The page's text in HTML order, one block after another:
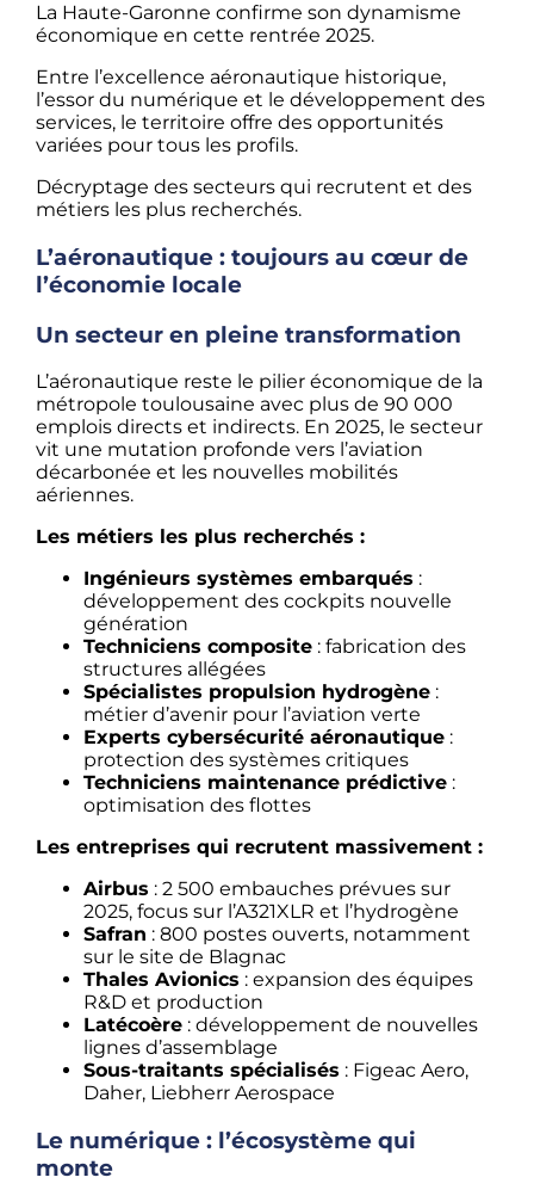
La Haute-Garonne confirme son dynamisme
économique en cette rentrée 2025.
Entre l’excellence aéronautique historique,
l’essor du numérique et le développement des
services, le territoire offre des opportunités
variées pour tous les profils.
Décryptage des secteurs qui recrutent et des
métiers les plus recherchés.
L’aéronautique : toujours au cœur de
l’économie locale
Un secteur en pleine transformation
L’aéronautique reste le pilier économique de la
métropole toulousaine avec plus de 90 000
emplois directs et indirects. En 2025, le secteur
vit une mutation profonde vers l’aviation
décarbonée et les nouvelles mobilités
aériennes.
Les métiers les plus recherchés :
Ingénieurs systèmes embarqués :
développement des cockpits nouvelle
génération
Techniciens composite: fabrication des
structures allégées
Spécialistes propulsion hydrogène:
métier d’avenir pour l’aviation verte
Experts cybersécurité aéronautique:
protection des systèmes critiques
Techniciens maintenance prédictive:
optimisation des flottes
Les entreprises qui recrutent massivement :
Airbus : 2 500 embauches prévues sur
2025, focus sur l’A321XLR et l’hydrogène
Safran : 800 postes ouverts, notamment
sur le site de Blagnac
Thales Avionics : expansion des équipes
R&D et production
Latécoère: développement de nouvelles
lignes d’assemblage
Sous-traitants spécialisés : Figeac Aero,
Daher, Liebherr Aerospace
Le numérique : l’écosystème qui
monte